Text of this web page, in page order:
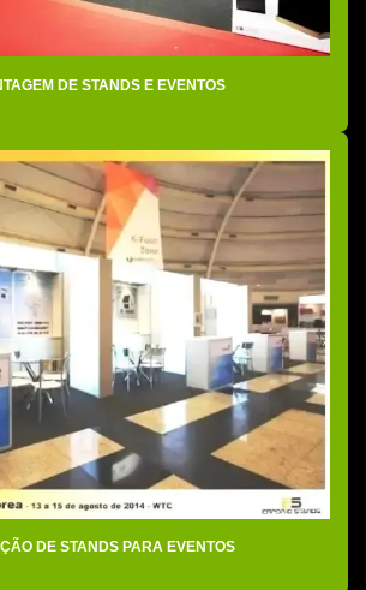
eventos
eventos
eventos
cenografia
DE STANDS E EVENTOS
DE STANDS PARA EVENTOS